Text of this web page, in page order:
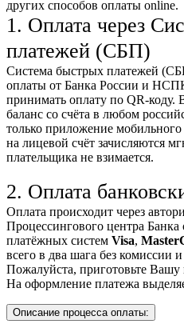
других способов оплаты online.
1. Оплата через
платежей (СБП)
Система быстрых платежей
оплаты от Банка России и
принимать оплату по QR-
баланс со счёта в любом
только приложение
на лицевой счёт зачисляются
плательщика не взимается.
2. Оплата
Оплата происходит через
Процессингового центра Банка
платёжных систем Visa,
всего в два шага без комиссии
Пожалуйста, приготовьте Вашу
На оформление платежа
Описание процесса оплаты: